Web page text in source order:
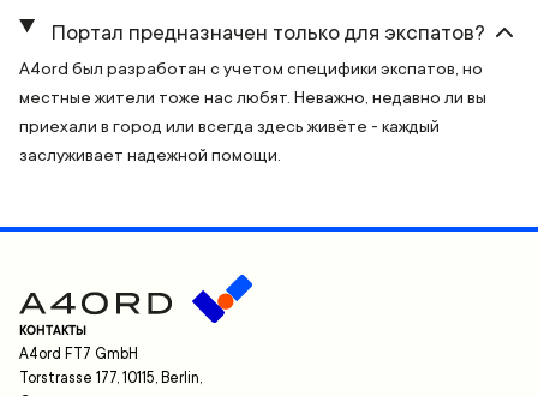
Портал предназначен только для экспатов?
A4ord был разработан с учетом специфики экспатов, но
местные жители тоже нас любят. Неважно, недавно ли вы
приехали в город или всегда здесь живёте - каждый
заслуживает надежной помощи.
КОНТАКТЫ
A4ord FT7 GmbH
Torstrasse 177, 10115, Berlin,